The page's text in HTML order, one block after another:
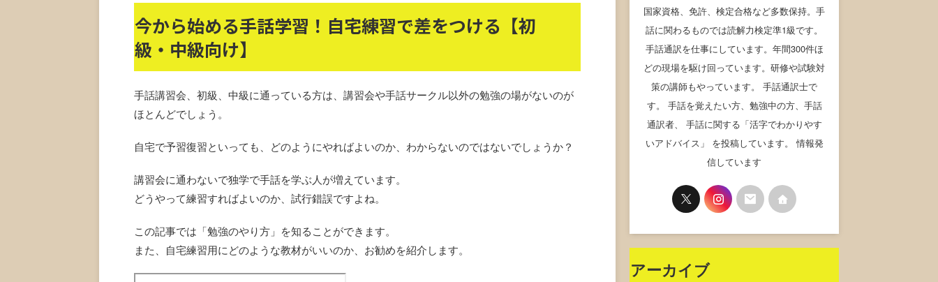
今から始める手話学習！自宅練習で差をつける【初
級・中級向け】
手話講習会、初級、中級に通っている方は、講習会や手話サークル以外の勉強の場がないのが
ほとんどでしょう。
自宅で予習復習といっても、どのようにやればよいのか、わからないのではないでしょうか？
講習会に通わないで独学で手話を学ぶ人が増えています。
どうやって練習すればよいのか、試行錯誤ですよね。
この記事では「勉強のやり方」を知ることができます。
また、自宅練習用にどのような教材がいいのか、お勧めを紹介します。
国家資格、免許、検定合格など多数保持。手
話に関わるものでは読解力検定準1級です。
手話通訳を仕事にしています。年間300件ほ
どの現場を駆け回っています。研修や試験対
策の講師もやっています。 手話通訳士で
す。 手話を覚えたい方、勉強中の方、手話
通訳者、 手話に関する「活字でわかりやす
いアドバイス」 を投稿しています。 情報発
信しています
アーカイブ